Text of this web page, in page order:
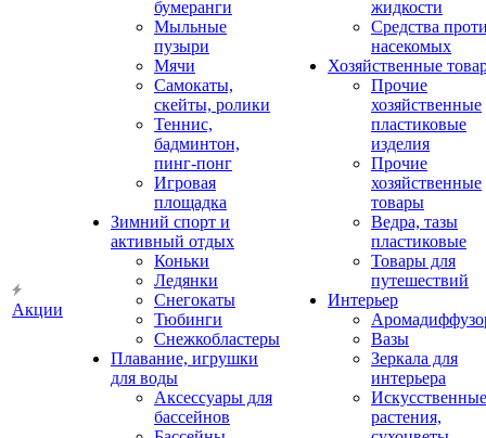
Акции
бумеранги
Мыльные
пузыри
Мячи
Самокаты,
скейты, ролики
Теннис,
бадминтон,
пинг-понг
Игровая
площадка
Зимний спорт и
активный отдых
Коньки
Ледянки
Снегокаты
Тюбинги
Снежкобластеры
Плавание, игрушки
для воды
Аксессуары для
бассейнов
жидкости
Средства
насекомых
Хозяйственные
Прочие
хозяйственные
пластиковые
изделия
Прочие
хозяйственные
товары
Ведра, тазы
пластиковые
Товары для
путешествий
Интерьер
Вазы
Зеркала для
интерьера
Искусственные
растения,